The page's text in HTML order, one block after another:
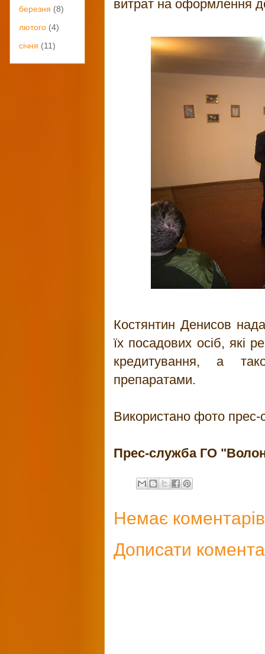
витрат на оформлення
Костянтин Денисов
їх посадових осіб, які
кредитування, а
препаратами.
Використано фото
Прес-служба ГО
Немає
Дописати
березня (8)
лютого (4)
січня (11)